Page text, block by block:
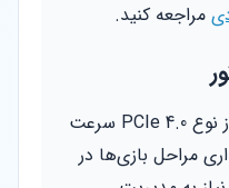
مراجعه کنید.
حافظه ۵۱۲ گیگابایتی SSD از نوع PCIe 4.0 سرعت
مراحل بازی‌ها در